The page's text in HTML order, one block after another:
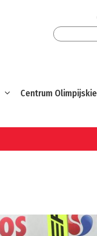
Centrum Olimpijskie